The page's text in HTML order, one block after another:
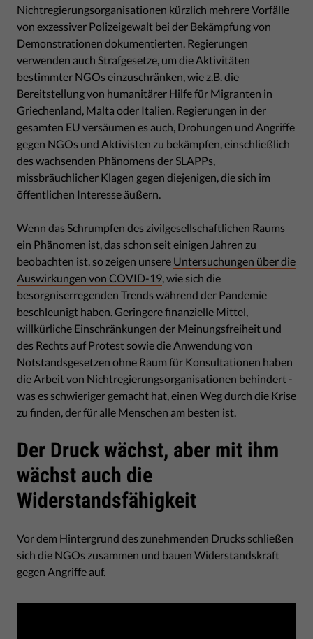
Nichtregierungsorganisationen kürzlich mehrere Vorfälle
von exzessiver Polizeigewalt bei der Bekämpfung von
Demonstrationen dokumentierten. Regierungen
verwenden auch Strafgesetze, um die Aktivitäten
bestimmter NGOs einzuschränken, wie z.B. die
Bereitstellung von humanitärer Hilfe für Migranten in
Griechenland, Malta oder Italien. Regierungen in der
gesamten EU versäumen es auch, Drohungen und Angriffe
gegen NGOs und Aktivisten zu bekämpfen, einschließlich
des wachsenden Phänomens der SLAPPs,
missbräuchlicher Klagen gegen diejenigen, die sich im
öffentlichen Interesse äußern.
Wenn das Schrumpfen des zivilgesellschaftlichen Raums
ein Phänomen ist, das schon seit einigen Jahren zu
beobachten ist, so zeigen unsere Untersuchungen über die
Auswirkungen von COVID-19 , wie sich die
besorgniserregenden Trends während der Pandemie
beschleunigt haben. Geringere finanzielle Mittel,
willkürliche Einschränkungen der Meinungsfreiheit und
des Rechts auf Protest sowie die Anwendung von
Notstandsgesetzen ohne Raum für Konsultationen haben
die Arbeit von Nichtregierungsorganisationen behindert -
was es schwieriger gemacht hat, einen Weg durch die Krise
zu finden, der für alle Menschen am besten ist.
Der Druck wächst, aber mit ihm
wächst auch die
Widerstandsfähigkeit
Vor dem Hintergrund des zunehmenden Drucks schließen
sich die NGOs zusammen und bauen Widerstandskraft
gegen Angriffe auf.